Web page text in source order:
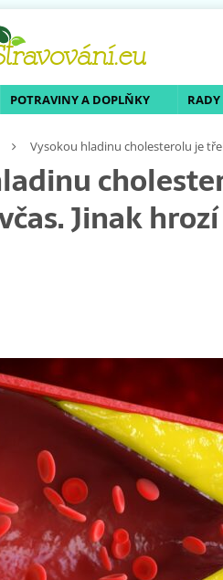
POTRAVINY A DOPLŇKY
Vysokou hladinu cholesterolu je
Jinak